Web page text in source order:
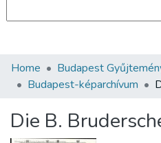
Communities & Collections
Statistics
Home Budapest
Budapest-képarchívum
Die B.